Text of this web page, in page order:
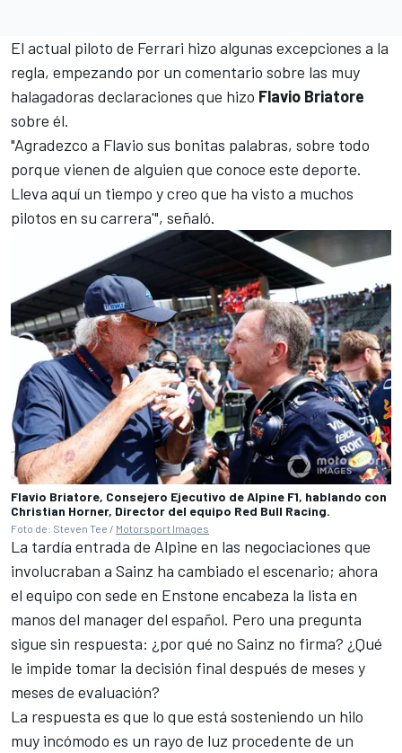
El actual piloto de Ferrari hizo algunas excepciones a la
regla, empezando por un comentario sobre las muy
halagadoras declaraciones que hizo Flavio Briatore
sobre él.
"Agradezco a Flavio sus bonitas palabras, sobre todo
porque vienen de alguien que conoce este deporte.
Lleva aquí un tiempo y creo que ha visto a muchos
pilotos en su carrera'", señaló.
Flavio Briatore, Consejero Ejecutivo de Alpine F1, hablando con
Christian Horner, Director del equipo Red Bull Racing.
Foto de: Steven Tee / Motorsport Images
La tardía entrada de Alpine en las negociaciones que
involucraban a Sainz ha cambiado el escenario; ahora
el equipo con sede en Enstone encabeza la lista en
manos del manager del español. Pero una pregunta
sigue sin respuesta: ¿por qué no Sainz no firma? ¿Qué
le impide tomar la decisión final después de meses y
meses de evaluación?
La respuesta es que lo que está sosteniendo un hilo
muy incómodo es un rayo de luz procedente de un